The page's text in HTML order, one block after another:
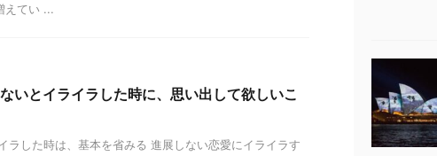
えてい ...
いとイライラした時に、思い出して欲しいこ
ラした時は、基本を省みる 進展しない恋愛にイライラす